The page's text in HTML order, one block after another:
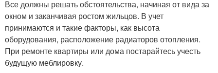
Все должны решать обстоятельства, начиная от вида за
окном и заканчивая ростом жильцов. В учет
принимаются и такие факторы, как высота
оборудования, расположение радиаторов отопления.
При ремонте квартиры или дома постарайтесь учесть
будущую меблировку.